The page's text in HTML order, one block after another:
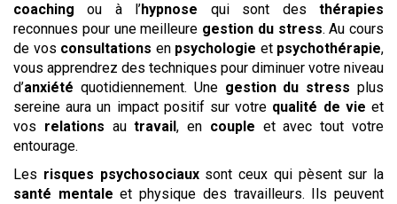
coaching ou à l’hypnose qui sont desthérapies
reconnues pour une meilleure gestion du stress. Au cours
de vos consultations en psychologie et psychothérapie,
vous apprendrez des techniques pour diminuer votre niveau
d’anxiété quotidiennement. Une gestion du stress plus
sereine aura un impact positif sur votre qualité de vie et
vos relations autravail, en couple et avec tout votre
entourage.
Les risques psychosociauxsont ceux qui pèsent sur la
santé mentale et physique des travailleurs. Ils peuvent